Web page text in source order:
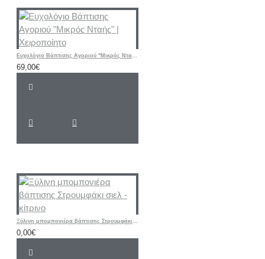
Ευχολόγιο Βάπτισης Αγοριού "Μικρός Νταής" | Χειροποίητο
69,00€
Ξύλινη μπομπονιέρα βάπτισης Στρουμφάκι σιελ - κίτρινο
0,00€